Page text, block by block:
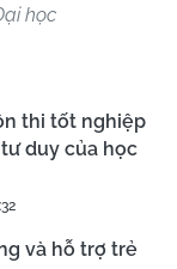
học
thi tốt nghiệp
duy của học
và hỗ trợ trẻ